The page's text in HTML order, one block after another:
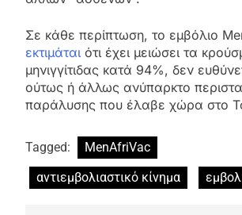
Σε κάθε περίπτωση, το εμβόλιο
εκτιμάται ότι έχει μειώσει τα
μηνιγγίτιδας κατά 94%, δεν
ούτως ή άλλως ανύπαρκτο
παράλυσης που έλαβε χώρα στο
Tagged:
MenAfriVac
αντιεμβολιαστικό κίνημα